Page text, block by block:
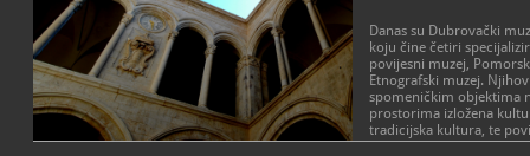
Danas su Dubrovački
koju čine četiri
povijesni muzej,
Etnografski muzej.
spomeničkim objektima
prostorima izložena
tradicijska kultura, te
njegove okolice.